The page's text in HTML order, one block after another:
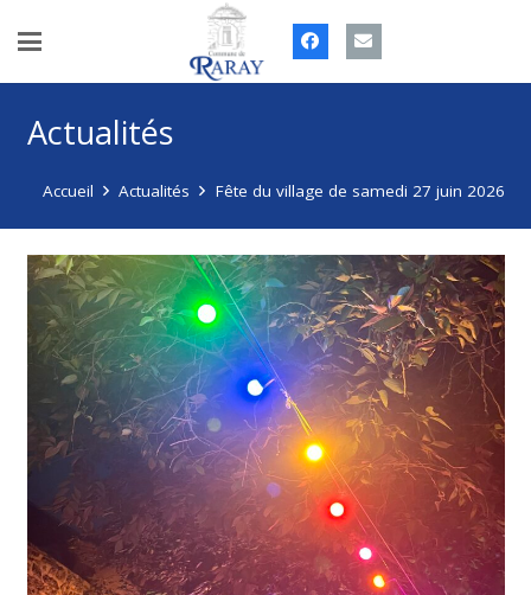
Actualités
Accueil Actualités Fête du village de samedi 27 juin 2026